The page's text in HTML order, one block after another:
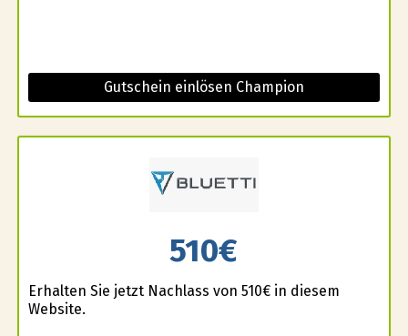
Gutschein einlösen Champion
510€
Erhalten Sie jetzt Nachlass von 510€ in diesem
Website.